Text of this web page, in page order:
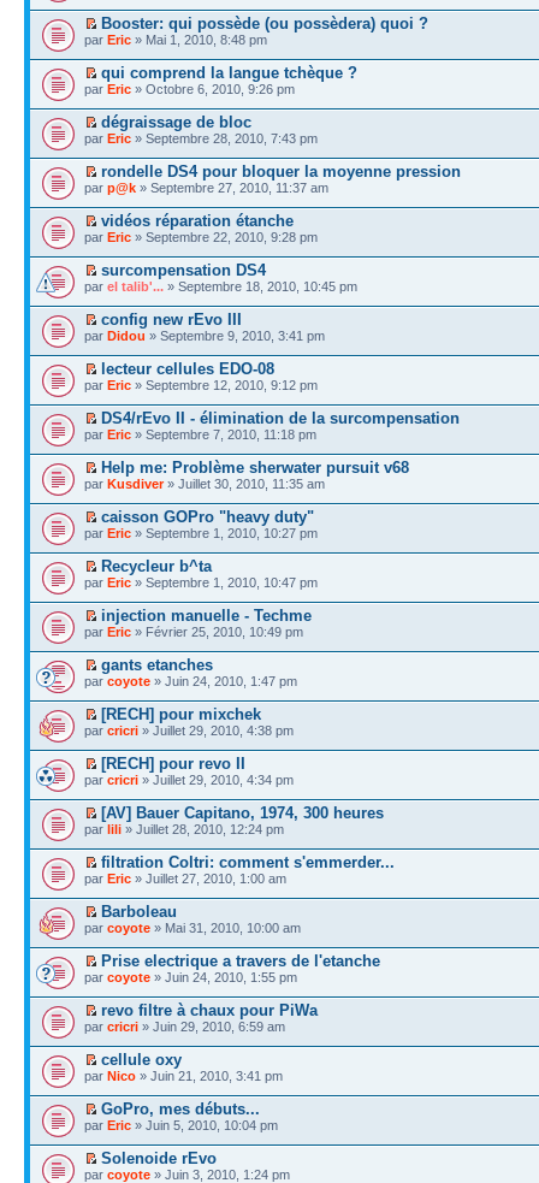
Booster: qui possède (ou possèdera) quoi ?
par Eric » Mai 1, 2010, 8:48 pm
qui comprend la langue tchèque ?
par Eric » Octobre 6, 2010, 9:26 pm
dégraissage de bloc
par Eric » Septembre 28, 2010, 7:43 pm
rondelle DS4 pour bloquer la moyenne pression
par p@k » Septembre 27, 2010, 11:37 am
vidéos réparation étanche
par Eric » Septembre 22, 2010, 9:28 pm
surcompensation DS4
par el talib'... » Septembre 18, 2010, 10:45 pm
config new rEvo III
par Didou » Septembre 9, 2010, 3:41 pm
lecteur cellules EDO-08
par Eric » Septembre 12, 2010, 9:12 pm
DS4/rEvo II - élimination de la surcompensation
par Eric » Septembre 7, 2010, 11:18 pm
Help me: Problème sherwater pursuit v68
par Kusdiver» Juillet 30, 2010, 11:35 am
caisson GOPro "heavy duty"
par Eric » Septembre 1, 2010, 10:27 pm
Recycleur b^ta
par Eric » Septembre 1, 2010, 10:47 pm
injection manuelle - Techme
par Eric » Février 25, 2010, 10:49 pm
gants etanches
par coyote » Juin 24, 2010, 1:47 pm
[RECH] pour mixchek
par cricri » Juillet 29, 2010, 4:38 pm
[RECH] pour revo II
par cricri » Juillet 29, 2010, 4:34 pm
[AV] Bauer Capitano, 1974, 300 heures
par lili » Juillet 28, 2010, 12:24 pm
filtration Coltri: comment s'emmerder...
par Eric » Juillet 27, 2010, 1:00 am
Barboleau
par coyote » Mai 31, 2010, 10:00 am
Prise electrique a travers de l'etanche
par coyote » Juin 24, 2010, 1:55 pm
revo filtre à chaux pour PiWa
par cricri » Juin 29, 2010, 6:59 am
cellule oxy
par Nico » Juin 21, 2010, 3:41 pm
GoPro, mes débuts...
par Eric » Juin 5, 2010, 10:04 pm
Solenoide rEvo
par coyote » Juin 3, 2010, 1:24 pm